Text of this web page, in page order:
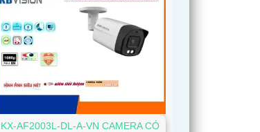
KX-AF2003L-DL-A-VN CAMERA CÓ